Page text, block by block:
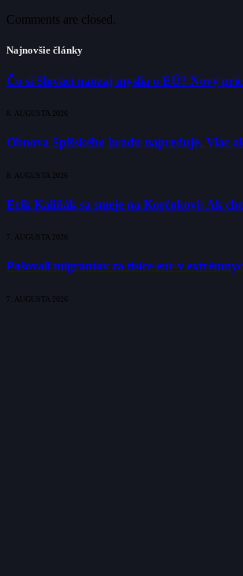
Comments are closed.
Najnovšie články
Čo si Slováci naozaj myslia o EÚ? Nový
8. AUGUSTA 2026
Obnova Spišského hradu napreduje. Viac
8. AUGUSTA 2026
Erik Kaliňák sa smeje na Korčokovi: Ak
7. AUGUSTA 2026
Pašovali migrantov za tisíce eur v
7. AUGUSTA 2026